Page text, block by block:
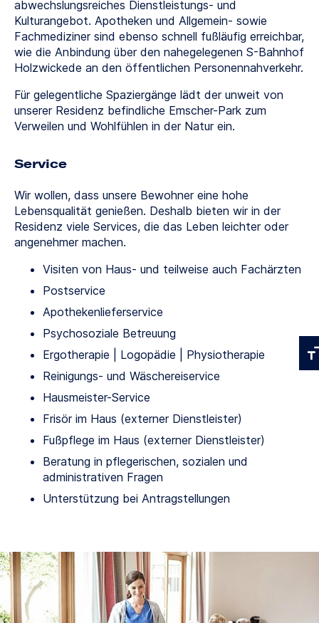
abwechslungsreiches Dienstleistungs- und
Kulturangebot. Apotheken und Allgemein- sowie
Fachmediziner sind ebenso schnell fußläufig erreichbar,
wie die Anbindung über den nahegelegenen S-Bahnhof
Holzwickede an den öffentlichen Personennahverkehr.
Für gelegentliche Spaziergänge lädt der unweit von
unserer Residenz befindliche Emscher-Park zum
Verweilen und Wohlfühlen in der Natur ein.
Service
Wir wollen, dass unsere Bewohner eine hohe
Lebensqualität genießen. Deshalb bieten wir in der
Residenz viele Services, die das Leben leichter oder
angenehmer machen.
Visiten von Haus- und teilweise auch Fachärzten
Postservice
Apothekenlieferservice
Psychosoziale Betreuung
Ergotherapie | Logopädie | Physiotherapie
Reinigungs- und Wäschereiservice
Hausmeister-Service
Frisör im Haus (externer Dienstleister)
Fußpflege im Haus (externer Dienstleister)
Beratung in pflegerischen, sozialen und
administrativen Fragen
Unterstützung bei Antragstellungen